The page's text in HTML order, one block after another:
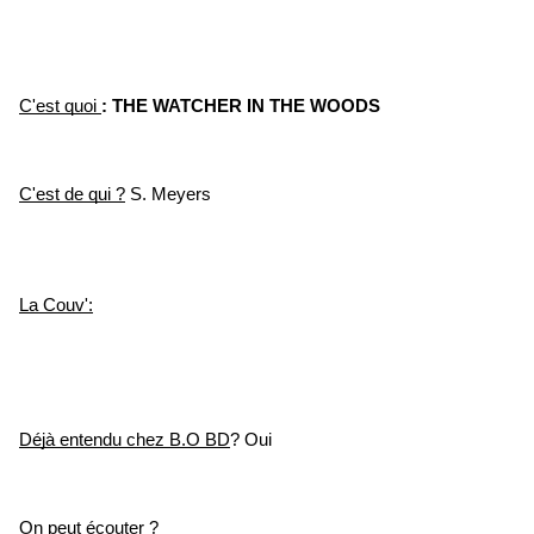
C'est quoi : THE WATCHER IN THE WOODS
C'est de qui ? S. Meyers
La Couv':
Déjà entendu chez B.O BD? Oui
On peut écouter ?